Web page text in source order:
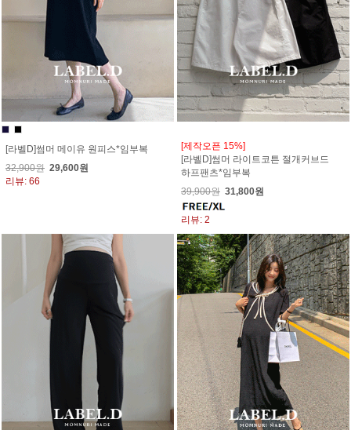
[라벨D]썸머 메이유 원피스*임부복
32,900원 29,600원
리뷰: 66
[제작오픈 15%]
[라벨D]썸머 라이트코튼 절개커브드
하프팬츠*임부복
39,900원 31,800원
리뷰: 2